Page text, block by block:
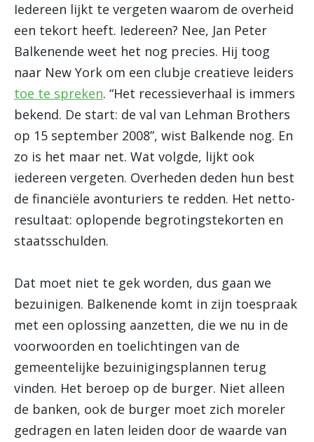
Iedereen lijkt te vergeten waarom de overheid
een tekort heeft. Iedereen? Nee, Jan Peter
Balkenende weet het nog precies. Hij toog
naar New York om een clubje creatieve leiders
toe te spreken. “Het recessieverhaal is immers
bekend. De start: de val van Lehman Brothers
op 15 september 2008”, wist Balkende nog. En
zo is het maar net. Wat volgde, lijkt ook
iedereen vergeten. Overheden deden hun best
de financiële avonturiers te redden. Het netto-
resultaat: oplopende begrotingstekorten en
staatsschulden.
Dat moet niet te gek worden, dus gaan we
bezuinigen. Balkenende komt in zijn toespraak
met een oplossing aanzetten, die we nu in de
voorwoorden en toelichtingen van de
gemeentelijke bezuinigingsplannen terug
vinden. Het beroep op de burger. Niet alleen
de banken, ook de burger moet zich moreler
gedragen en laten leiden door de waarde van